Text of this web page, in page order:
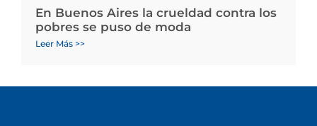
En Buenos Aires la crueldad contra los
pobres se puso de moda
Leer Más >>